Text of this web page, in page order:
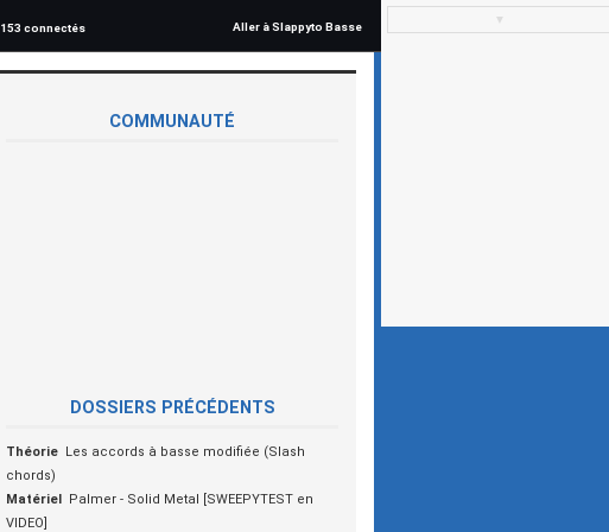
153 connectés Aller à Slappyto Basse
COMMUNAUTÉ
DOSSIERS PRÉCÉDENTS
Théorie Les accords à basse modifiée (Slash
chords)
Matériel Palmer - Solid Metal [SWEEPYTEST en
VIDEO]
▼